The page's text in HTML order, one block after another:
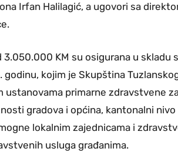
Irfan Halilagić, a ugovori sa
KM su osigurana u skladu
godinu, kojim je Skupština
ustanovama primarne zdravstvene
gradova i općina, kantonalni
lokalnim zajednicama i
usluga građanima.